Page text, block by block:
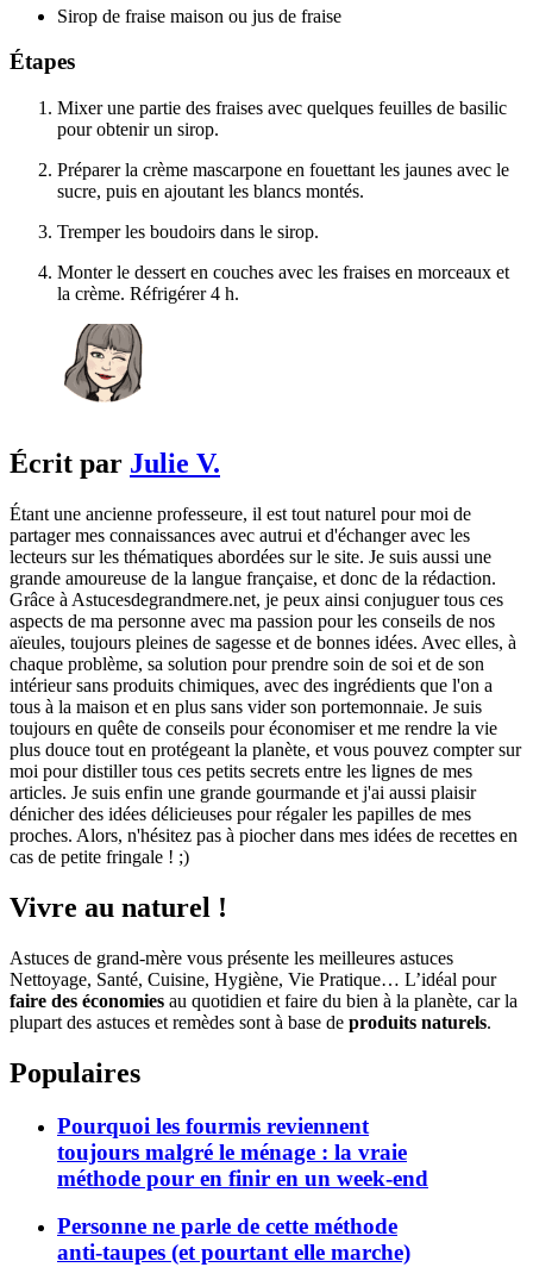
Sirop de fraise maison ou jus de fraise
Étapes
Mixer une partie des fraises avec quelques feuilles de basilic
pour obtenir un sirop.
Préparer la crème mascarpone en fouettant les jaunes avec le
sucre, puis en ajoutant les blancs montés.
Tremper les boudoirs dans le sirop.
Monter le dessert en couches avec les fraises en morceaux et
la crème. Réfrigérer 4 h.
Écrit par Julie V.
Étant une ancienne professeure, il est tout naturel pour moi de
partager mes connaissances avec autrui et d'échanger avec les
lecteurs sur les thématiques abordées sur le site. Je suis aussi une
grande amoureuse de la langue française, et donc de la rédaction.
Grâce à Astucesdegrandmere.net, je peux ainsi conjuguer tous ces
aspects de ma personne avec ma passion pour les conseils de nos
aïeules, toujours pleines de sagesse et de bonnes idées. Avec elles, à
chaque problème, sa solution pour prendre soin de soi et de son
intérieur sans produits chimiques, avec des ingrédients que l'on a
tous à la maison et en plus sans vider son portemonnaie. Je suis
toujours en quête de conseils pour économiser et me rendre la vie
plus douce tout en protégeant la planète, et vous pouvez compter sur
moi pour distiller tous ces petits secrets entre les lignes de mes
articles. Je suis enfin une grande gourmande et j'ai aussi plaisir
dénicher des idées délicieuses pour régaler les papilles de mes
proches. Alors, n'hésitez pas à piocher dans mes idées de recettes en
cas de petite fringale ! ;)
Vivre au naturel !
Astuces de grand-mère vous présente les meilleures astuces
Nettoyage, Santé, Cuisine, Hygiène, Vie Pratique… L’idéal pour
faire des économies au quotidien et faire du bien à la planète, car la
plupart des astuces et remèdes sont à base de produits naturels.
Populaires
Pourquoi les fourmis reviennent
toujours malgré le ménage : la vraie
méthode pour en finir en un week-end
Personne ne parle de cette méthode
anti-taupes (et pourtant elle marche)